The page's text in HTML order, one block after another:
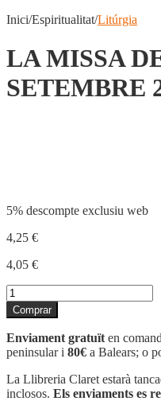
Inici/Espiritualitat/Litúrgia
LA MISSA
SETEMBRE
5% descompte exclusiu web
4,25 €
4,05 €
quantitat
de
LA
MISSA
DE
CADA
DIA
:
Comprar
Enviament gratuït en
peninsular i 80€ a Balears; o
La Llibreria Claret estarà
inclosos. Els enviaments es